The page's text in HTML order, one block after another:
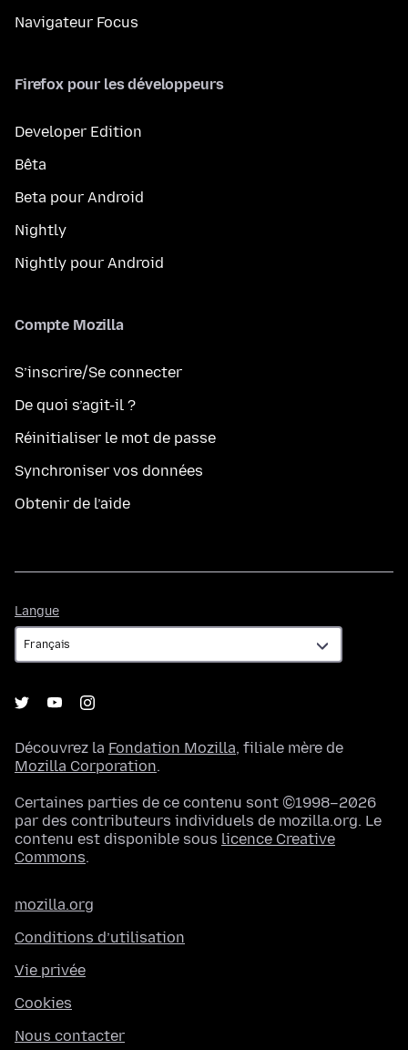
Navigateur Focus
Firefox pour les développeurs
Developer Edition
Bêta
Beta pour Android
Nightly
Nightly pour Android
Compte Mozilla
S’inscrire/Se connecter
De quoi s’agit-il ?
Réinitialiser le mot de passe
Synchroniser vos données
Obtenir de l’aide
Langue
Découvrez la Fondation Mozilla, filiale mère de
Mozilla Corporation.
Certaines parties de ce contenu sont ©1998–2026
par des contributeurs individuels de mozilla.org. Le
contenu est disponible sous licence Creative
Commons.
mozilla.org
Conditions d’utilisation
Vie privée
Cookies
Nous contacter